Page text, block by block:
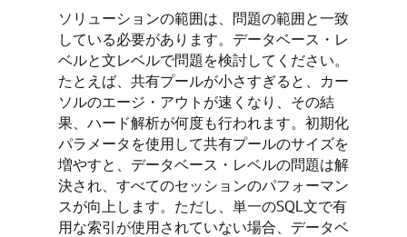
ソリューションの範囲は、問題の範囲と一致
している必要があります。データベース・レ
ベルと文レベルで問題を検討してください。
たとえば、共有プールが小さすぎると、カー
ソルのエージ・アウトが速くなり、その結
果、ハード解析が何度も行われます。初期化
パラメータを使用して共有プールのサイズを
増やすと、データベース・レベルの問題は解
決され、すべてのセッションのパフォーマン
スが向上します。ただし、単一のSQL文で有
用な索引が使用されていない場合、データベ